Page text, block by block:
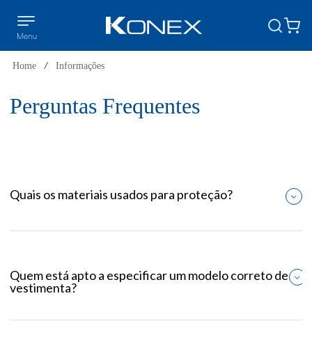
Home / Informações
Perguntas Frequentes
Quais os materiais usados para proteção?
Quem está apto a especificar um modelo correto de
vestimenta?